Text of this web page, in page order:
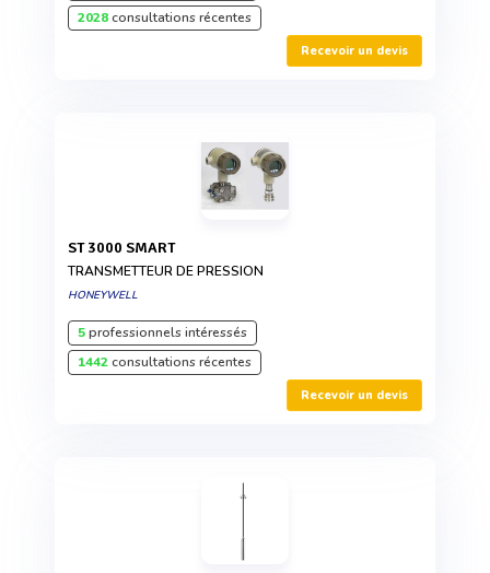
2028consultations récentes
Recevoir un devis
ST 3000 SMART
TRANSMETTEUR DE PRESSION
HONEYWELL
5professionnels intéressés
1442consultations récentes
Recevoir un devis